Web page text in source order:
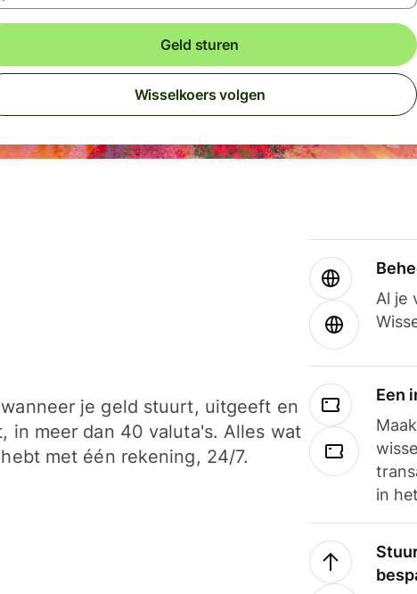
Geld sturen
Wisselkoers volgen
je geld stuurt, uitgeeft en
in meer dan 40 valuta's. Alles wat
met één rekening, 24/7.
Al je
Een
in